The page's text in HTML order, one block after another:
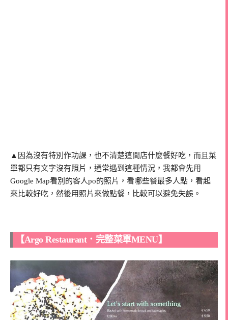
▲因為沒有特別作功課，也不清楚這間店什麼餐好吃，而且菜
單都只有文字沒有照片，通常遇到這種情況，我都會先用
Google Map看別的客人po的照片，看哪些餐最多人點，看起
來比較好吃，然後用照片來做點餐，比較可以避免失誤。
【Argo Restaurant．完整菜單MENU】